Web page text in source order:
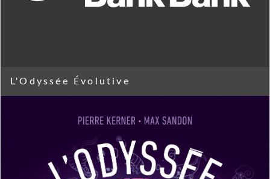
L'Odyssée Évolutive